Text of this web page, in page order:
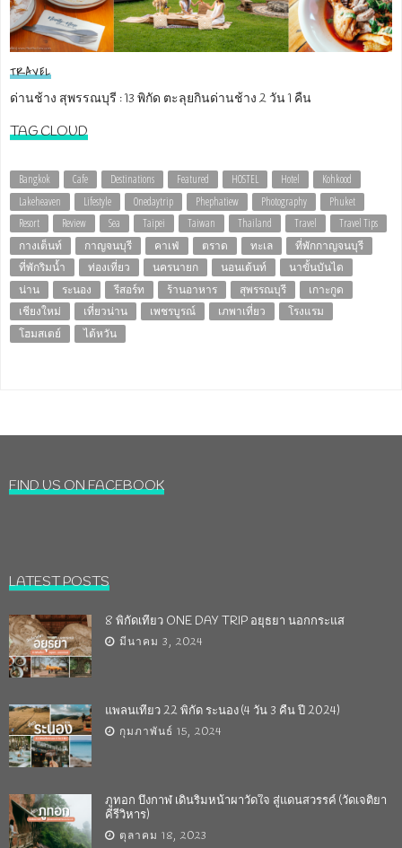
TRAVEL
ด่านช้าง สุพรรณบุรี : 13 พิกัด ตะลุยกินด่านช้าง 2 วัน 1 คืน
TAG CLOUD
Bangkok Cafe Destinations Featured HOSTEL Hotel
Kohkood
Lakeheaven
Lifestyle Onedaytrip Phephatiew Photography
Phuket
Resort
Review Sea Taipei Taiwan Thailand Travel
Travel Tips
กางเต็นท์
กาญจนบุรี คาเฟ่ ตราด ทะเล
ที่พักกาญจนบุรี
ที่พักริมน้ำ
ท่องเที่ยว นครนายก นอนเต้นท์
นาขั้นบันได
น่าน
ระนอง รีสอร์ท ร้านอาหาร สุพรรณบุรี
เกาะกูด
เชียงใหม่
เที่ยวน่าน เพชรบูรณ์ เภพาเที่ยว
โรงแรม
โฮมสเตย์
ไต้หวัน
FIND US ON FACEBOOK
LATEST POSTS
8 พิกัดเที่ยว ONE DAY TRIP อยุธยา นอกกระแส
มีนาคม 3, 2024
แพลนเที่ยว 22 พิกัด ระนอง (4 วัน 3 คืน ปี 2024)
กุมภาพันธ์ 15, 2024
ภูทอก บึงกาฬ เดินริมหน้าผาวัดใจ สู่แดนสวรรค์ (วัดเจติยา
คีรีวิหาร)
ตุลาคม 18, 2023